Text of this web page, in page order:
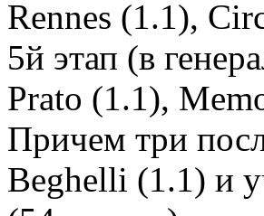
Rennes (1.1),
5й этап (в
Prato (1.1),
Причем три
Beghelli (1.1) и